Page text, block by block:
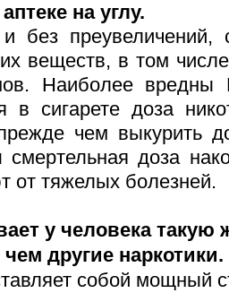
на углу.
без преувеличений,
веществ, в том
Наиболее
в сигарете доза
чем выкурить
смертельная доза
от тяжелых болезней.
у человека
другие наркотики.
собой мощный